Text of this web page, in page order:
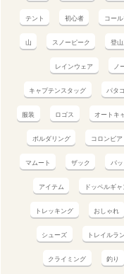
テント 初心者 コー
山 スノーピーク 登
レインウェア ノ
キャプテンスタッグ パタ
服装 ロゴス オートキ
ボルダリング コロンビア
マムート ザック バ
アイテム ドッペルギ
トレッキング おしゃれ
シューズ トレイルラン
クライミング 釣り